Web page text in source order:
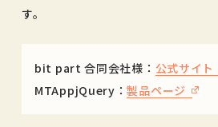
す。
bit part 合同会社様： 公式サイト
MTAppjQuery：製品ページ